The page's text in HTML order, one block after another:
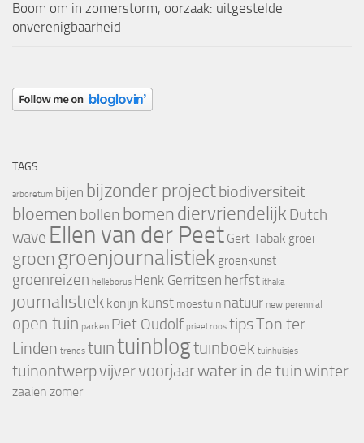
Boom om in zomerstorm, oorzaak: uitgestelde
onverenigbaarheid
TAGS
arboretum bijen bijzonder projectbiodiversiteit
bloemen bollen bomendiervriendelijk Dutch
wave Ellen van der Peet Gert Tabak groei
groengroenjournalistiek groenkunst
groenreizen helleborus Henk Gerritsen herfst ithaka
journalistiek konijn kunst moestuin natuur new perennial
open tuin parken Piet Oudolf prieel roos tipsTon ter
Linden trends tuintuinblogtuinboek tuinhuisjes
tuinontwerpvijvervoorjaarwater in de tuinwinter
zaaien zomer